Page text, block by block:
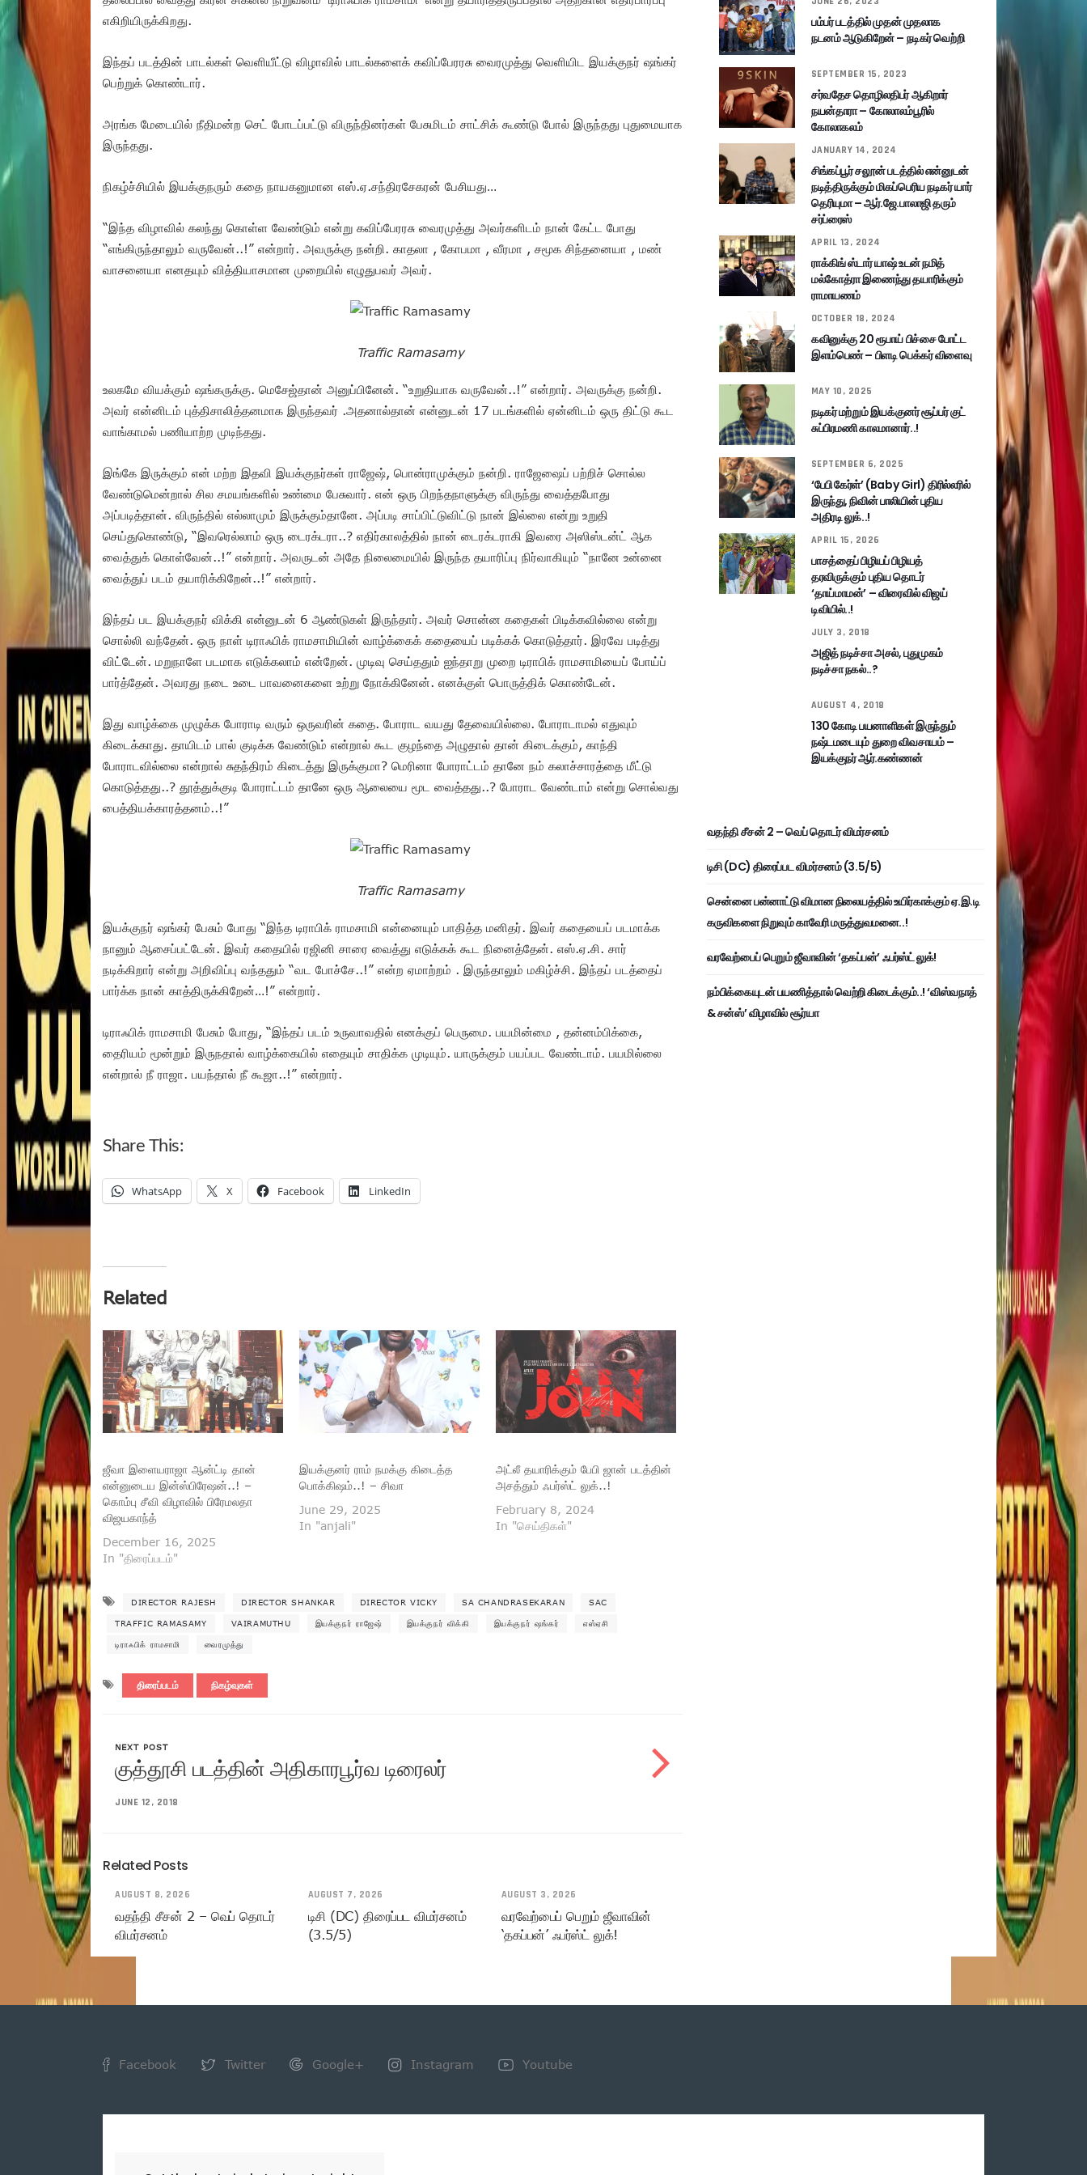
எகிறியிருக்கிறது.
இந்தப் படத்தின் பாடல்கள் வெளியீட்டு விழாவில் பாடல்களைக் கவிப்பேரரசு வைரமுத்து வெளியிட இயக்குநர் ஷங்கர்
பெற்றுக் கொண்டார்.
அரங்க மேடையில் நீதிமன்ற செட் போடப்பட்டு விருந்தினர்கள் பேசுமிடம் சாட்சிக் கூண்டு போல் இருந்தது புதுமையாக
இருந்தது.
நிகழ்ச்சியில் இயக்குநரும் கதை நாயகனுமான எஸ்.ஏ.சந்திரசேகரன் பேசியது…
“இந்த விழாவில் கலந்து கொள்ள வேண்டும் என்று கவிப்பேரரசு வைரமுத்து அவர்களிடம் நான் கேட்ட போது
“எங்கிருந்தாலும் வருவேன்..!” என்றார். அவருக்கு நன்றி. காதலா , கோபமா , வீரமா , சமூக சிந்தனையா , மண்
வாசனையா எனதயும் வித்தியாசமான முறையில் எழுதுபவர் அவர்.
Traffic Ramasamy
உலகமே வியக்கும் ஷங்கருக்கு. மெசேஜ்தான் அனுப்பினேன். “உறுதியாக வருவேன்..!” என்றார். அவருக்கு நன்றி.
அவர் என்னிடம் புத்திசாலித்தனமாக இருந்தவர் .அதனால்தான் என்னுடன் 17 படங்களில் ஏன்னிடம் ஒரு திட்டு கூட
வாங்காமல் பணியாற்ற முடிந்தது.
இங்கே இருக்கும் என் மற்ற இதவி இயக்குநர்கள் ராஜேஷ், பொன்ராமுக்கும் நன்றி. ராஜேஷைப் பற்றிச் சொல்ல
வேண்டுமென்றால் சில சமயங்களில் உண்மை பேசுவார். என் ஒரு பிறந்தநாளுக்கு விருந்து வைத்தபோது
அப்படித்தான். விருந்தில் எல்லாமும் இருக்கும்தானே. அப்படி சாப்பிட்டுவிட்டு நான் இல்லை என்று உறுதி
செய்துகொண்டு, “இவரெல்லாம் ஒரு டைரக்டரா..? எதிர்காலத்தில் நான் டைரக்டராகி இவரை அஸிஸ்டன்ட் ஆக
வைத்துக் கொள்வேன்..!” என்றார். அவருடன் அதே நிலைமையில் இருந்த தயாரிப்பு நிர்வாகியும் “நானே உன்னை
வைத்துப் படம் தயாரிக்கிறேன்..!” என்றார்.
இந்தப் பட இயக்குநர் விக்கி என்னுடன் 6 ஆண்டுகள் இருந்தார். அவர் சொன்ன கதைகள் பிடிக்கவில்லை என்று
சொல்லி வந்தேன். ஒரு நாள் டிராஃபிக் ராமசாமியின் வாழ்க்கைக் கதையைப் படிக்கக் கொடுத்தார். இரவே படித்து
விட்டேன். மறுநாளே படமாக எடுக்கலாம் என்றேன். முடிவு செய்ததும் ஐந்தாறு முறை டிராபிக் ராமசாமியைப் போய்ப்
பார்த்தேன். அவரது நடை உடை பாவனைகளை உற்று நோக்கினேன். எனக்குள் பொருத்திக் கொண்டேன்.
இது வாழ்க்கை முழுக்க போராடி வரும் ஒருவரின் கதை. போராட வயது தேவையில்லை. போராடாமல் எதுவும்
கிடைக்காது. தாயிடம் பால் குடிக்க வேண்டும் என்றால் கூட குழந்தை அழுதால் தான் கிடைக்கும், காந்தி
போராடவில்லை என்றால் சுதந்திரம் கிடைத்து இருக்குமா? மெரினா போராட்டம் தானே நம் கலாச்சாரத்தை மீட்டு
கொடுத்தது..? தூத்துக்குடி போராட்டம் தானே ஒரு ஆலையை மூட வைத்தது..? போராட வேண்டாம் என்று சொல்வது
பைத்தியக்காரத்தனம்..!”
Traffic Ramasamy
இயக்குநர் ஷங்கர் பேசும் போது “இந்த டிராபிக் ராமசாமி என்னையும் பாதித்த மனிதர். இவர் கதையைப் படமாக்க
நானும் ஆசைப்பட்டேன். இவர் கதையில் ரஜினி சாரை வைத்து எடுக்கக் கூட நினைத்தேன். எஸ்.ஏ.சி. சார்
நடிக்கிறார் என்று அறிவிப்பு வந்ததும் “வட போச்சே..!” என்ற ஏமாற்றம் . இருந்தாலும் மகிழ்ச்சி. இந்தப் படத்தைப்
பார்க்க நான் காத்திருக்கிறேன்…!” என்றார்.
டிராஃபிக் ராமசாமி பேசும் போது, “இந்தப் படம் உருவாவதில் எனக்குப் பெருமை. பயமின்மை , தன்னம்பிக்கை,
தைரியம் மூன்றும் இருநதால் வாழ்க்கையில் எதையும் சாதிக்க முடியும். யாருக்கும் பயப்பட வேண்டாம். பயமில்லை
என்றால் நீ ராஜா. பயந்தால் நீ கூஜா..!” என்றார்.
Share This:
WhatsApp X Facebook LinkedIn
Related
ஜீவா இளையராஜா ஆன்ட்டி தான்
என்னுடைய இன்ஸ்பிரேஷன்..! –
கொம்பு சீவி விழாவில் பிரேமலதா
விஜயகாந்த்
December 16, 2025
In "திரைப்படம்"
இயக்குனர் ராம் நமக்கு கிடைத்த
பொக்கிஷம்..! – சிவா
June 29, 2025
In "anjali"
அட்லீ தயாரிக்கும் பேபி ஜான் படத்தின்
அசத்தும் ஃபர்ஸ்ட் லுக்..!
February 8, 2024
In "செய்திகள்"
DIRECTOR RAJESH DIRECTOR SHANKAR DIRECTOR VICKY SA CHANDRASEKARAN SAC
TRAFFIC RAMASAMY VAIRAMUTHU இயக்குநர் ராஜேஷ் இயக்குநர் விக்கி இயக்குநர் ஷங்கர் எஸ்ஏசி
டிராஃபிக் ராமசாமி வைரமுத்து
திரைப்படம் நிகழ்வுகள்
NEXT POST
குத்தூசி படத்தின் அதிகாரபூர்வ டிரைலர்
JUNE 12, 2018
Related Posts
AUGUST 8, 2026
வதந்தி சீசன் 2 – வெப் தொடர்
விமர்சனம்
AUGUST 7, 2026
டிசி (DC) திரைப்பட விமர்சனம்
(3.5/5)
AUGUST 3, 2026
வரவேற்பைப் பெறும் ஜீவாவின்
‘தகப்பன்’ ஃபர்ஸ்ட் லுக்!
பம்பர் படத்தில் முதன் முதலாக
நடனம் ஆடுகிறேன் – நடிகர் வெற்றி
SEPTEMBER 15, 2023
சர்வதேச தொழிலதிபர் ஆகிறார்
நயன்தாரா – கோலாலம்பூரில்
கோலாகலம்
JANUARY 14, 2024
சிங்கப்பூர் சலூன் படத்தில் என்னுடன்
நடித்திருக்கும் மிகப்பெரிய நடிகர் யார்
தெரியுமா – ஆர்.ஜே.பாலாஜி தரும்
சர்ப்ரைஸ்
APRIL 13, 2024
ராக்கிங் ஸ்டார் யாஷ் உடன் நமித்
மல்கோத்ரா இணைந்து தயாரிக்கும்
ராமாயணம்
OCTOBER 18, 2024
கவினுக்கு 20 ரூபாய் பிச்சை போட்ட
இளம்பெண் – பிளடி பெக்கர் விளைவு
MAY 10, 2025
நடிகர் மற்றும் இயக்குனர் சூப்பர் குட்
சுப்பிரமணி காலமானார்..!
SEPTEMBER 6, 2025
‘பேபி கேர்ள்’ (Baby Girl) திரில்லரில்
இருந்து, நிவின் பாலியின் புதிய
அதிரடி லுக்..!
APRIL 15, 2026
பாசத்தைப் பிழியப் பிழியத்
தரவிருக்கும் புதிய தொடர்
‘தாய்மாமன்’ – விரைவில் விஜய்
டிவியில்..!
JULY 3, 2018
அஜித் நடிச்சா அசல், புதுமுகம்
நடிச்சா நகல்..?
AUGUST 4, 2018
130 கோடி பயனாளிகள் இருந்தும்
நஷ்டமடையும் துறை விவசாயம் –
இயக்குநர் ஆர்.கண்ணன்
வதந்தி சீசன் 2 – வெப் தொடர் விமர்சனம்
டிசி (DC) திரைப்பட விமர்சனம் (3.5/5)
சென்னை பன்னாட்டு விமான நிலையத்தில் உயிர்காக்கும் ஏ.இ.டி
கருவிகளை நிறுவும் காவேரி மருத்துவமனை..!
வரவேற்பைப் பெறும் ஜீவாவின் ‘தகப்பன்’ ஃபர்ஸ்ட் லுக்!
நம்பிக்கையுடன் பயணித்தால் வெற்றி கிடைக்கும்..! ‘விஸ்வநாத்
& சன்ஸ்’ விழாவில் சூர்யா
Facebook Twitter Google+ Instagram Youtube